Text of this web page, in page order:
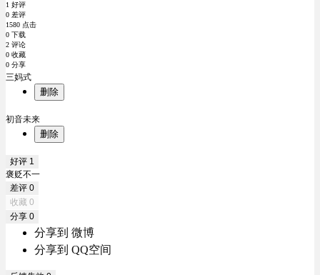
1 好评
0 差评
1580 点击
0 下载
2 评论
0 收藏
0 分享
三妈式
删除
初音未来
删除
好评 1
褒贬不一
差评 0
收藏 0
分享 0
分享到 微博
分享到 QQ空间